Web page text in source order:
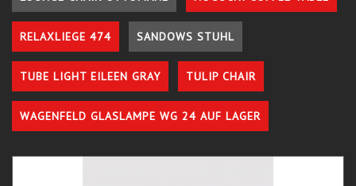
RELAXLIEGE 474 SANDOWS STUHL
TUBE LIGHT EILEEN GRAY TULIP CHAIR
WAGENFELD GLASLAMPE WG 24 AUF LAGER